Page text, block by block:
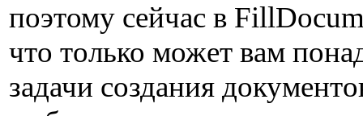
поэтому сейчас в
что только может вам
задачи создания